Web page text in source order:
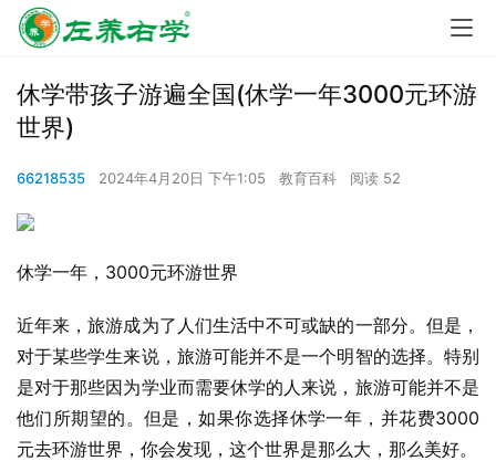
休学带孩子游遍全国(休学一年3000元环游
世界)
66218535 2024年4月20日 下午1:05 教育百科 阅读 52
休学一年，3000元环游世界
近年来，旅游成为了人们生活中不可或缺的一部分。但是，
对于某些学生来说，旅游可能并不是一个明智的选择。特别
是对于那些因为学业而需要休学的人来说，旅游可能并不是
他们所期望的。但是，如果你选择休学一年，并花费3000
元去环游世界，你会发现，这个世界是那么大，那么美好。